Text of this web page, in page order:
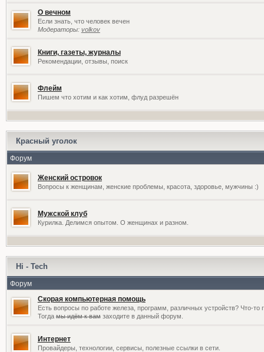
О вечном
Если знать, что человек вечен
Модераторы: volkov
Книги, газеты, журналы
Рекомендации, отзывы, поиск
Флейм
Пишем что хотим и как хотим, флуд разрешён
Красный уголок
Форум
Женский островок
Вопросы к женщинам, женские проблемы, красота, здоровье, мужчины :)
Мужской клуб
Курилка. Делимся опытом. О женщинах и разном.
Hi - Tech
Форум
Скорая компьютерная помощь
Есть вопросы по работе железа, программ, различных устройств? Что-то
Тогдамы идём к вамзаходите в данный форум.
Интернет
Провайдеры, технологии, сервисы, полезные ссылки в сети.